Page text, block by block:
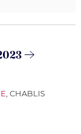
, CHABLIS